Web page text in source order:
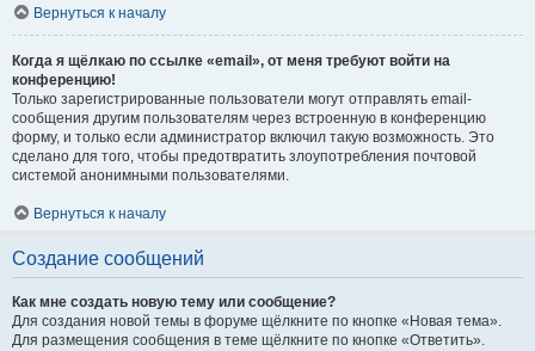
Вернуться к началу
Когда я щёлкаю по ссылке «email», от меня требуют войти на
конференцию!
Только зарегистрированные пользователи могут отправлять email-
сообщения другим пользователям через встроенную в конференцию
форму, и только если администратор включил такую возможность. Это
сделано для того, чтобы предотвратить злоупотребления почтовой
системой анонимными пользователями.
Вернуться к началу
Создание сообщений
Как мне создать новую тему или сообщение?
Для создания новой темы в форуме щёлкните по кнопке «Новая тема».
Для размещения сообщения в теме щёлкните по кнопке «Ответить».